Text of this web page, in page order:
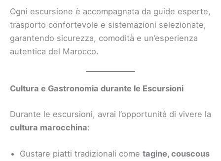
Ogni escursione è accompagnata da guide esperte,
trasporto confortevole e sistemazioni selezionate,
garantendo sicurezza, comodità e un’esperienza
autentica del Marocco.
Cultura e Gastronomia durante le Escursioni
Durante le escursioni, avrai l’opportunità di vivere la
cultura marocchina:
Gustare piatti tradizionali come tagine, couscous